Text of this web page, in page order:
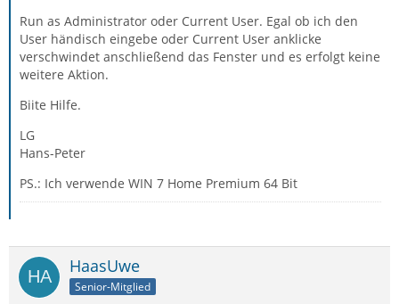
Run as Administrator oder Current User. Egal ob ich den
User händisch eingebe oder Current User anklicke
verschwindet anschließend das Fenster und es erfolgt keine
weitere Aktion.
Biite Hilfe.
LG
Hans-Peter
PS.: Ich verwende WIN 7 Home Premium 64 Bit
HaasUwe
Senior-Mitglied